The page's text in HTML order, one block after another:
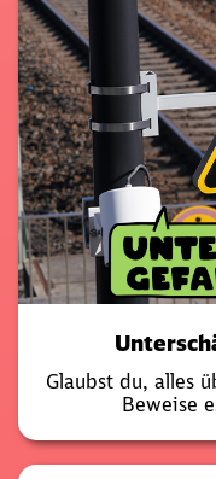
Glaubst du, alles
Beweise